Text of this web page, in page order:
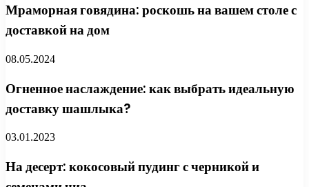
Мраморная говядина: роскошь на вашем столе с
доставкой на дом
08.05.2024
Огненное наслаждение: как выбрать идеальную
доставку шашлыка?
03.01.2023
На десерт: кокосовый пудинг с черникой и